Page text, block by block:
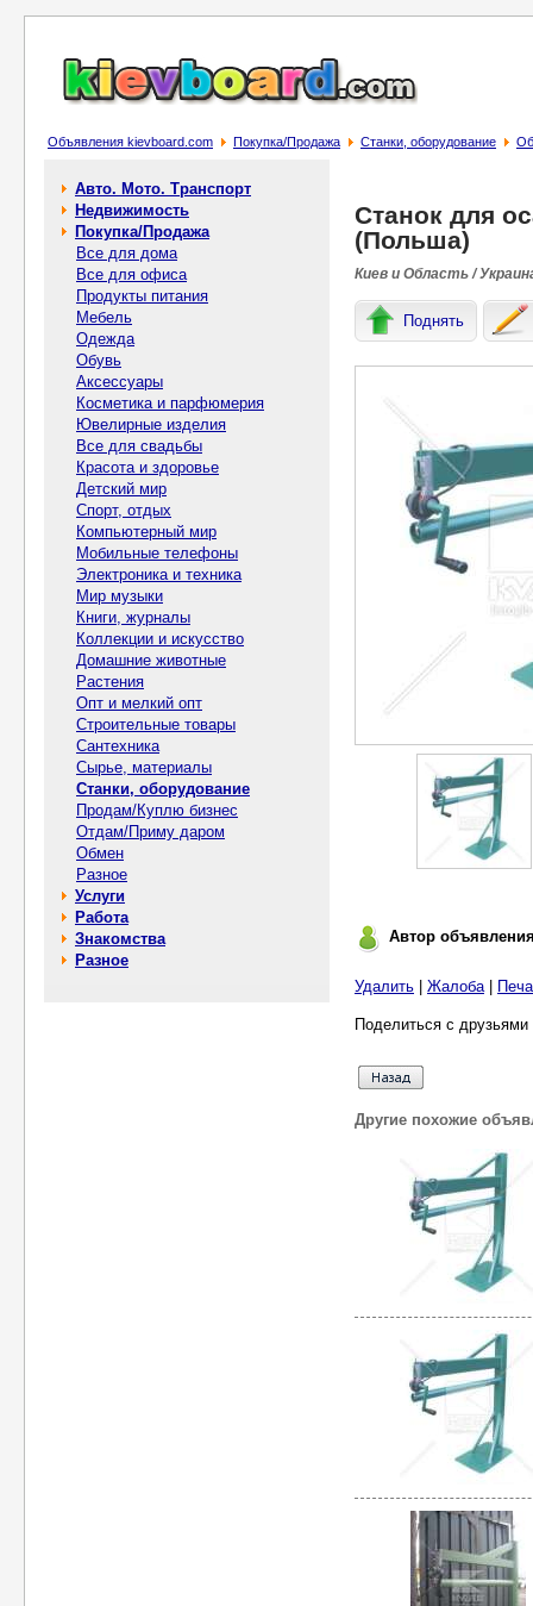
Объявления kievboard.com Покупка/Продажа Станки, оборудование
Авто. Мото. Транспорт
Недвижимость
Покупка/Продажа
Все для дома
Все для офиса
Продукты питания
Мебель
Одежда
Обувь
Аксессуары
Косметика и парфюмерия
Ювелирные изделия
Все для свадьбы
Красота и здоровье
Детский мир
Спорт, отдых
Компьютерный мир
Мобильные телефоны
Электроника и техника
Мир музыки
Книги, журналы
Коллекции и искусство
Домашние животные
Растения
Опт и мелкий опт
Строительные товары
Сантехника
Сырье, материалы
Станки, оборудование
Продам/Куплю бизнес
Отдам/Приму даром
Обмен
Разное
Услуги
Работа
Знакомства
Разное
Станок для
(Польша)
Киев и Область /
Поднять
Автор
Удалить Жалоба|
Поделиться с
Другие похожие